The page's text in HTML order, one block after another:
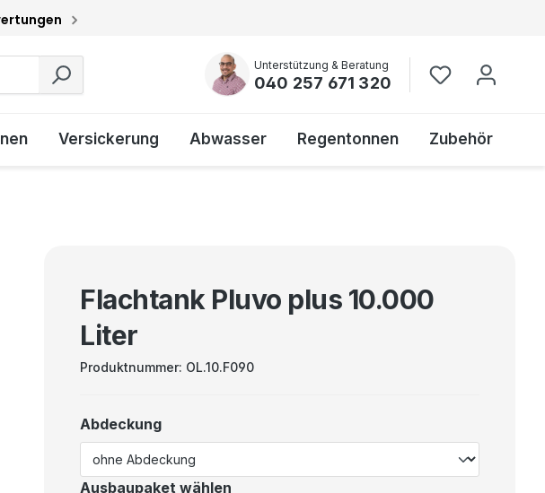
Unterstützung & Beratung
040 257 671 320
Versickerung Abwasser Regentonnen Zubehör
Flachtank Pluvo plus 10.000
Liter
Produktnummer: OL.10.F090
Abdeckung
Ausbaupaket wählen